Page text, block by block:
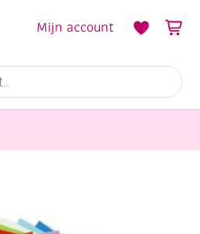
Mijn account